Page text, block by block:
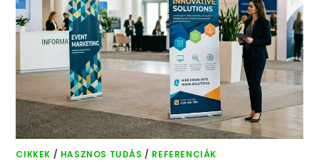
CIKKEK / HASZNOS TUDÁS / REFERENCIÁK